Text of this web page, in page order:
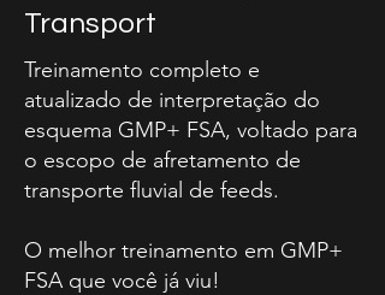
Transport
Treinamento completo e
atualizado de interpretação do
esquema GMP+ FSA, voltado para
o escopo de afretamento de
transporte fluvial de feeds.
O melhor treinamento em GMP+
FSA que você já viu!